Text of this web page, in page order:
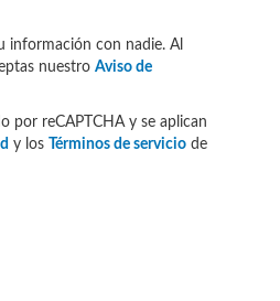
información con nadie. Al
nuestro Aviso de
por reCAPTCHA y se aplican
y los Términos de servicio de